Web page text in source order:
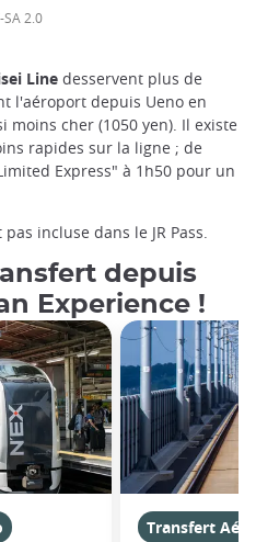
SA 2.0
Line desservent plus de
l'aéroport depuis Ueno en
moins cher (1050 yen). Il existe
rapides sur la ligne ; de
Express" à 1h50 pour un
incluse dans le JR Pass.
depuis
Experience !
Transfert